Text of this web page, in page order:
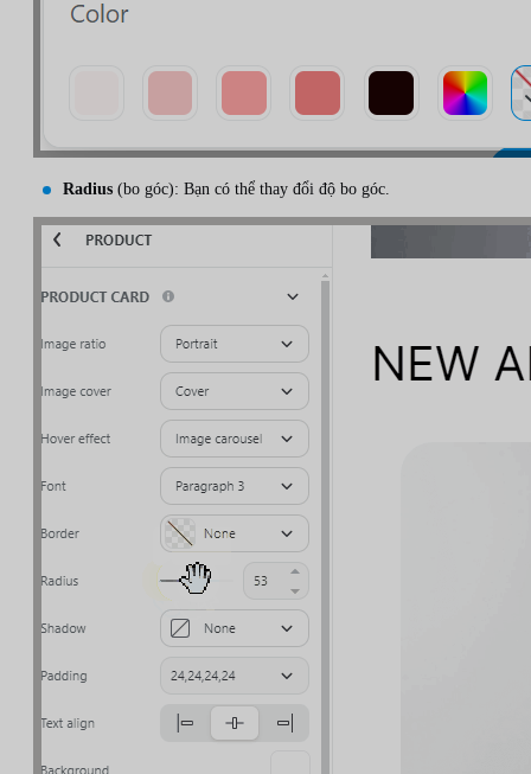
Radius (bo góc): Bạn có thể thay đổi độ bo góc.